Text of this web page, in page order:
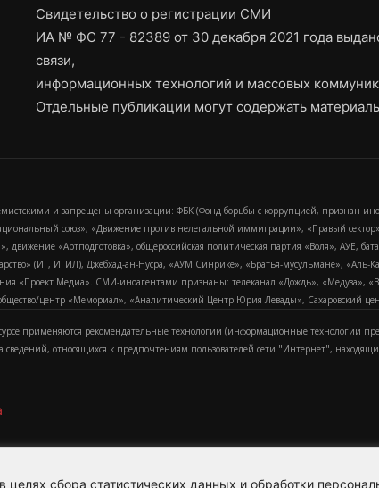
сбора статистических данных и обработки
Свидетельство о регистрации СМИ
ИА № ФС 77 - 82389 от 30 декабря 2021 года
связи,
информационных технологий и массовых
Отдельные публикации могут содержать
и запрещены организации: ФБК (Фонд борьбы с коррупцией, признан
союз», «Движение против нелегальной иммиграции», «Правый
движение «Артподготовка», общероссийская политическая партия «Воля»,
(ИГ, ИГИЛ), Джебхад-ан-Нусра, «АУМ Синрике», «Братья-мусульмане»,
«Проект Медиа». СМИ-иноагентами признаны: телеканал «Дождь», «Медуза»,
центр «Мемориал», «Аналитический Центр Юрия Левады», Сахаровский
применяются рекомендательные технологии (информационные технологии
сведений, относящихся к предпочтениям пользователей сети "Интернет",